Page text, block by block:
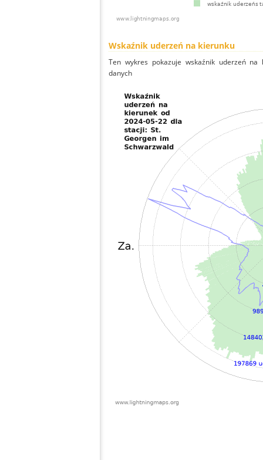
Wskaźnik uderzeń na kierunku
Ten wykres pokazuje wskaźnik uderzeń
danych